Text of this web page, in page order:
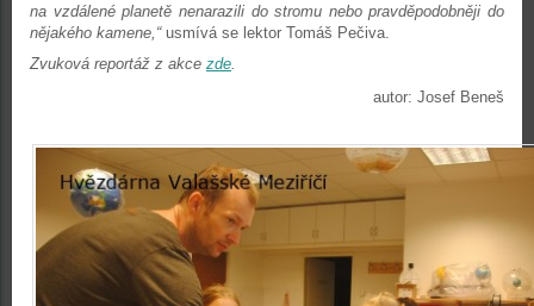
na vzdálené planetě nenarazili do stromu nebo pravděpodobněji do
nějakého kamene,“ usmívá se lektor Tomáš Pečiva.
Zvuková reportáž z akce zde.
autor: Josef Beneš